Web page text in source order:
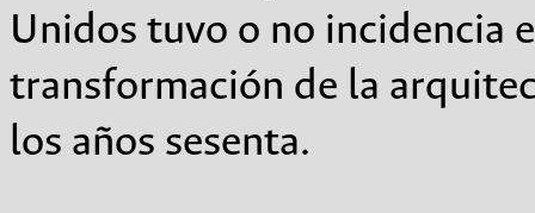
Unidos tuvo o no incidencia
transformación de la
los años sesenta.